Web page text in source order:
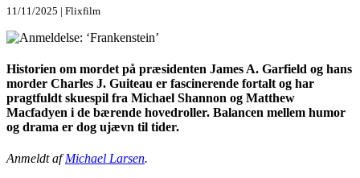
11/11/2025 | Flixfilm
Historien om mordet på præsidenten James A. Garfield og hans
morder Charles J. Guiteau er fascinerende fortalt og har
pragtfuldt skuespil fra Michael Shannon og Matthew
Macfadyen i de bærende hovedroller. Balancen mellem humor
og drama er dog ujævn til tider.
Anmeldt afMichael Larsen.